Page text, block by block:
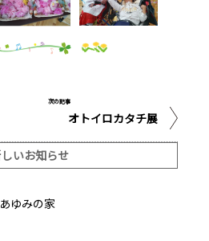
次の記事
オトイロカタチ展
いお知らせ
ゆみの家